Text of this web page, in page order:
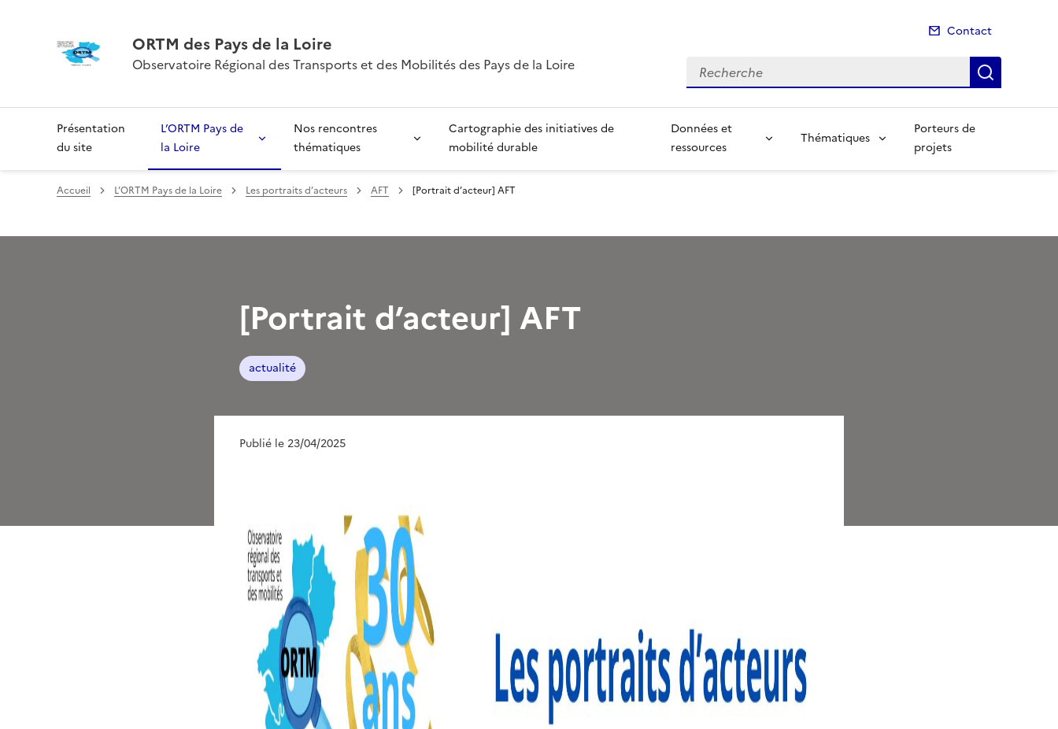
ORTM des Pays de la Loire
Observatoire Régional des Transports et des Mobilités des Pays de la Loire
Contact
Recherche
Présentation
du site
L’ORTM Pays de
la Loire
Nos rencontres
thématiques
Cartographie des initiatives de
mobilité durable
Données et
ressources
Thématiques
Porteurs de
projets
Accueil L’ORTM Pays de la Loire Les portraits d’acteurs AFT [Portrait d’acteur] AFT
[Portrait d’acteur] AFT
actualité
Publié le 23/04/2025